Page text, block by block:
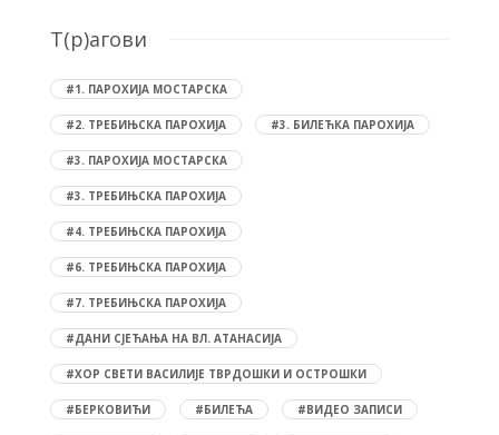
T(р)агови
#1. ПАРОХИЈА МОСТАРСКА
#2. ТРЕБИЊСКА ПАРОХИЈА #3. БИЛЕЋКА ПАРОХИЈА
#3. ПАРОХИЈА МОСТАРСКА
#3. ТРЕБИЊСКА ПАРОХИЈА
#4. ТРЕБИЊСКА ПАРОХИЈА
#6. ТРЕБИЊСКА ПАРОХИЈА
#7. ТРЕБИЊСКА ПАРОХИЈА
#ДАНИ СЈЕЋАЊА НА ВЛ. АТАНАСИЈА
#ХОР СВЕТИ ВАСИЛИЈЕ ТВРДОШКИ И ОСТРОШКИ
#БЕРКОВИЋИ #БИЛЕЋА #ВИДЕО ЗАПИСИ